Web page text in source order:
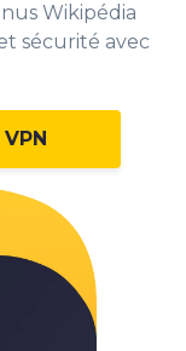
Wikipédia
sécurité avec